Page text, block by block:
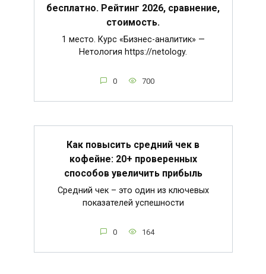
бесплатно. Рейтинг 2026, сравнение,
стоимость.
1 место. Курс «Бизнес-аналитик» —
Нетология https://netology.
0 700
Как повысить средний чек в
кофейне: 20+ проверенных
способов увеличить прибыль
Средний чек – это один из ключевых
показателей успешности
0 164